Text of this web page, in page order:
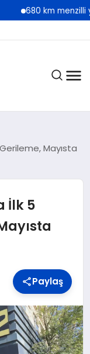
680 km menzilli yeni
Gerileme, Mayısta
İlk 5
Paylaş